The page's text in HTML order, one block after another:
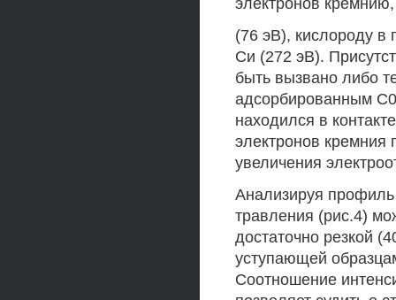
электронов
(76 эВ), кислороду в
Си (272 эВ).
быть вызвано либо
адсорбированным
находился в
электронов кремния
увеличения
Анализируя профиль
травления (рис.4)
достаточно резкой
уступающей
Соотношение